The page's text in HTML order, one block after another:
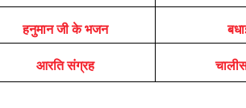
हनुमान जी के भजन
आरति संग्रह